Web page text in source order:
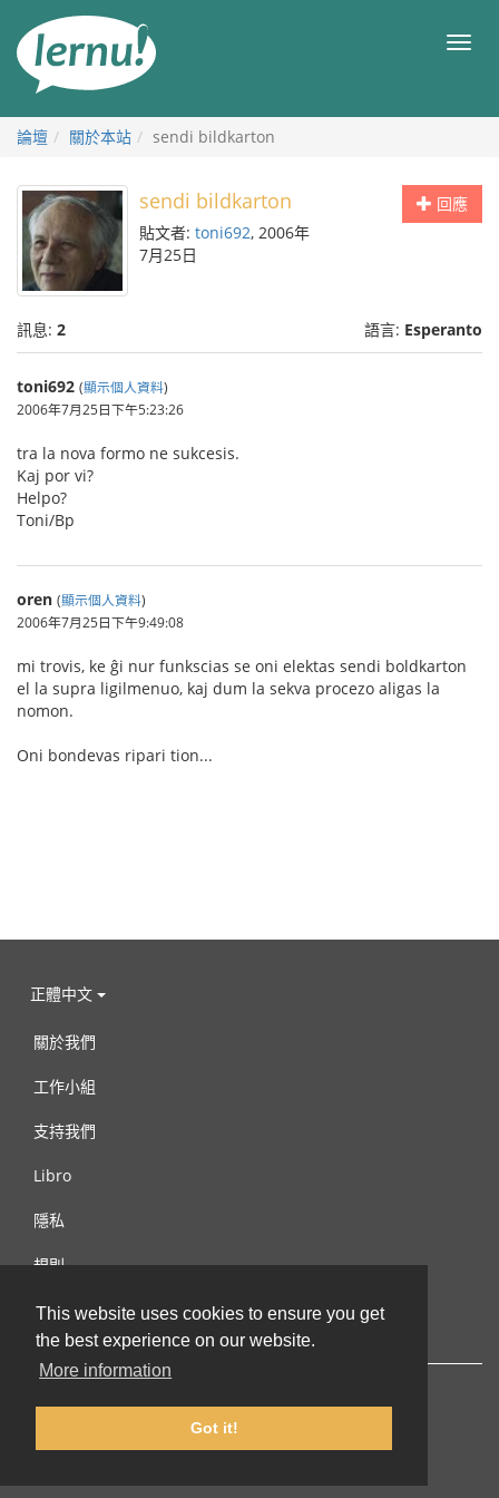
This website uses cookies to ensure you get
the best experience on our website.
More information
Got it!
目
論壇 關於本站 sendi bildkarton
回應
sendi bildkarton
貼文者: toni692, 2006年
7月25日
訊息: 2 語言: Esperanto
toni692 (顯示個人資料)
2006年7月25日下午5:23:26
tra la nova formo ne sukcesis.
Kaj por vi?
Helpo?
Toni/Bp
oren (顯示個人資料)
2006年7月25日下午9:49:08
mi trovis, ke ĝi nur funkscias se oni elektas sendi boldkarton
el la supra ligilmenuo, kaj dum la sekva procezo aligas la
nomon.
Oni bondevas ripari tion...
正體中文
關於我們
工作小組
支持我們
Libro
隱私
規則
連絡我們
© 2002-2026 lernu.net |Impressum